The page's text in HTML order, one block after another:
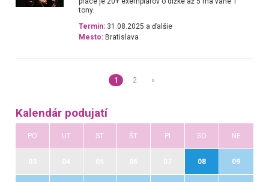
tony.
Termín: 31.08.2025 a ďalšie
Mesto: Bratislava
1 2 »
Kalendár podujatí
PO UT ST ŠT PI SO NE
08 09